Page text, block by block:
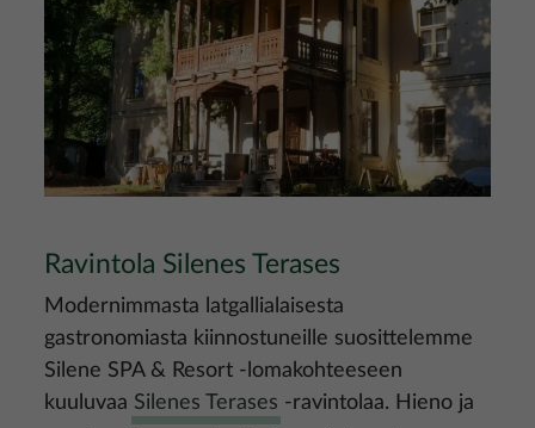
Ravintola Silenes Terases
Modernimmasta latgallialaisesta
gastronomiasta kiinnostuneille suosittelemme
Silene SPA & Resort -lomakohteeseen
kuuluvaa Silenes Terases -ravintolaa. Hieno ja